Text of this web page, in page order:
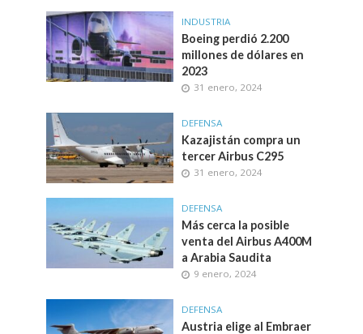
INDUSTRIA
Boeing perdió 2.200
millones de dólares en
2023
31 enero, 2024
DEFENSA
Kazajistán compra un
tercer Airbus C295
31 enero, 2024
DEFENSA
Más cerca la posible
venta del Airbus A400M
a Arabia Saudita
9 enero, 2024
DEFENSA
Austria elige al Embraer